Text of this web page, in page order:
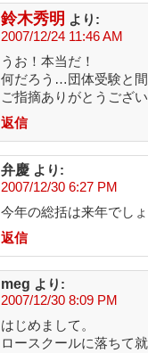
鈴木秀明 より:
2007/12/24 11:46 AM
うお！本当だ！
何だろう…団体受験と
ご指摘ありがとうござ
返信
弁慶 より:
2007/12/30 6:27 PM
今年の総括は来年でし
返信
meg より:
2007/12/30 8:09 PM
はじめまして。
ロースクールに落ちて